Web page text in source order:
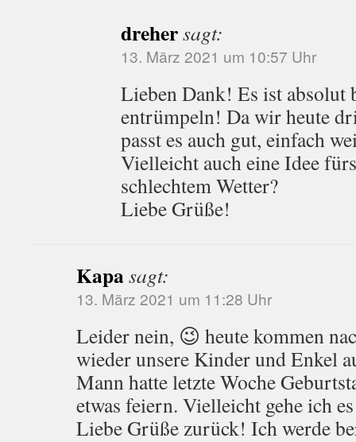
drehersagt:
13. März 2021 um 10:57 Uhr
Lieben Dank! Es ist absolut
entrümpeln! Da wir heute
passt es auch gut, einfach
Vielleicht auch eine Idee
schlechtem Wetter?
Liebe Grüße!
Kapasagt:
13. März 2021 um 11:28 Uhr
Leider nein, 😉 heute kommen
wieder unsere Kinder und Enkel
Mann hatte letzte Woche
etwas feiern. Vielleicht gehe ich
Liebe Grüße zurück! Ich werde